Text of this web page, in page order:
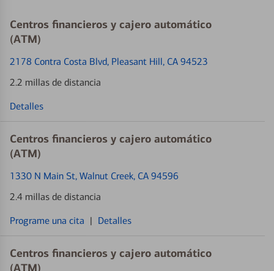
Centros financieros y cajero automático
(ATM)
2178 Contra Costa Blvd, Pleasant Hill, CA 94523
2.2 millas de distancia
Detalles
Centros financieros y cajero automático
(ATM)
1330 N Main St, Walnut Creek, CA 94596
2.4 millas de distancia
Programe una cita | Detalles
Centros financieros y cajero automático
(ATM)